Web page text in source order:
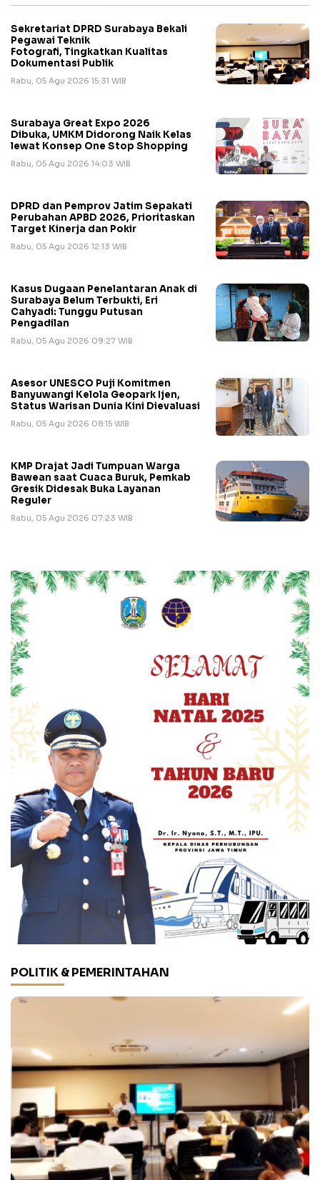
Sekretariat DPRD Surabaya Bekali
Pegawai Teknik
Fotografi, Tingkatkan Kualitas
Dokumentasi Publik
Rabu, 05 Agu 2026 15:31 WIB
Surabaya Great Expo 2026
Dibuka, UMKM Didorong Naik Kelas
lewat Konsep One Stop Shopping
Rabu, 05 Agu 2026 14:03 WIB
DPRD dan Pemprov Jatim Sepakati
Perubahan APBD 2026, Prioritaskan
Target Kinerja dan Pokir
Rabu, 05 Agu 2026 12:13 WIB
Kasus Dugaan Penelantaran Anak di
Surabaya Belum Terbukti, Eri
Cahyadi: Tunggu Putusan
Pengadilan
Rabu, 05 Agu 2026 09:27 WIB
Asesor UNESCO Puji Komitmen
Banyuwangi Kelola Geopark Ijen,
Status Warisan Dunia Kini Dievaluasi
Rabu, 05 Agu 2026 08:15 WIB
KMP Drajat Jadi Tumpuan Warga
Bawean saat Cuaca Buruk, Pemkab
Gresik Didesak Buka Layanan
Reguler
Rabu, 05 Agu 2026 07:23 WIB
POLITIK & PEMERINTAHAN